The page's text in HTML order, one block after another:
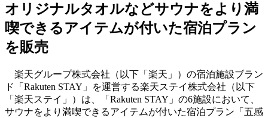
オリジナルタオルなどサウナをより満
喫できるアイテムが付いた宿泊プラン
を販売
楽天グループ株式会社（以下「楽天」）の宿泊施設ブラン
ド「Rakuten STAY」を運営する楽天ステイ株式会社（以下
「楽天ステイ」）は、「Rakuten STAY」の6施設において、
サウナをより満喫できるアイテムが付いた宿泊プラン「五感